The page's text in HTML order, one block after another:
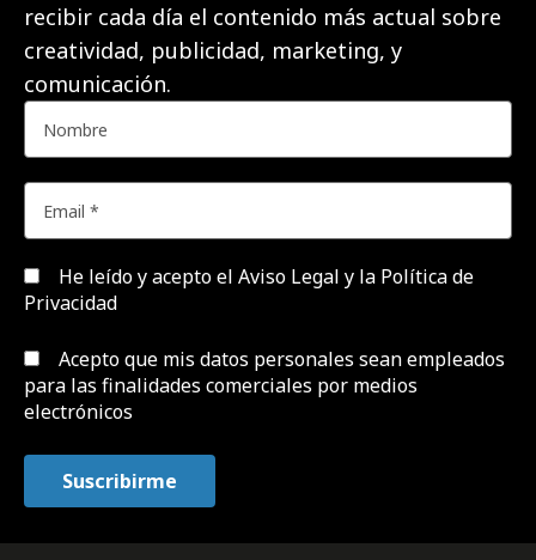
recibir cada día el contenido más actual sobre
creatividad, publicidad, marketing, y
comunicación.
He leído y acepto el Aviso Legal y la Política de
Privacidad
Acepto que mis datos personales sean empleados
para las finalidades comerciales por medios
electrónicos